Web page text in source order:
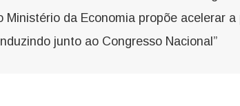
Ministério da Economia propõe acelerar a
junto ao Congresso Nacional”